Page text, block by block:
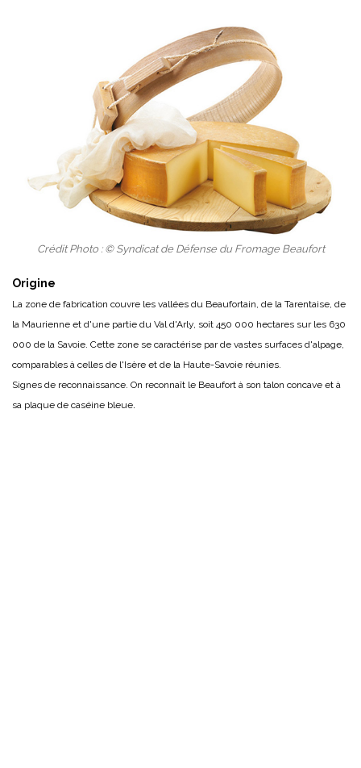
Crédit Photo : © Syndicat de Défense du Fromage Beaufort
Origine
La zone de fabrication couvre les vallées du Beaufortain, de la Tarentaise, de
la Maurienne et d'une partie du Val d'Arly, soit 450 000 hectares sur les 630
000 de la Savoie. Cette zone se caractérise par de vastes surfaces d'alpage,
comparables à celles de l'Isère et de la Haute-Savoie réunies.
Signes de reconnaissance. On reconnaît le Beaufort à son talon concave et à
sa plaque de caséine bleue